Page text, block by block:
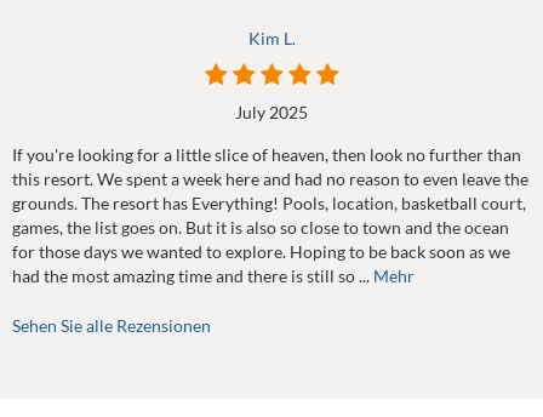
Kim L.
July 2025
If you're looking for a little slice of heaven, then look no further than
this resort. We spent a week here and had no reason to even leave the
grounds. The resort has Everything! Pools, location, basketball court,
games, the list goes on. But it is also so close to town and the ocean
for those days we wanted to explore. Hoping to be back soon as we
had the most amazing time and there is still so ... Mehr
Sehen Sie alle Rezensionen